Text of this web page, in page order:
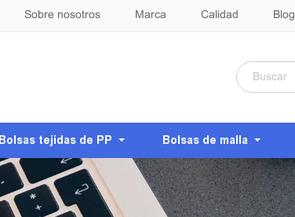
Sobre nosotros Marca Calidad Blog
Bolsas tejidas de PP Bolsas de malla